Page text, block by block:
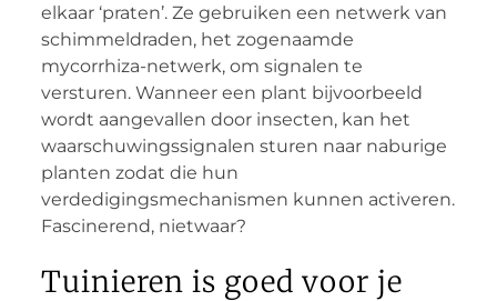
elkaar ‘praten’. Ze gebruiken een netwerk van
schimmeldraden, het zogenaamde
mycorrhiza-netwerk, om signalen te
versturen. Wanneer een plant bijvoorbeeld
wordt aangevallen door insecten, kan het
waarschuwingssignalen sturen naar naburige
planten zodat die hun
verdedigingsmechanismen kunnen activeren.
Fascinerend, nietwaar?
Tuinieren is goed voor je